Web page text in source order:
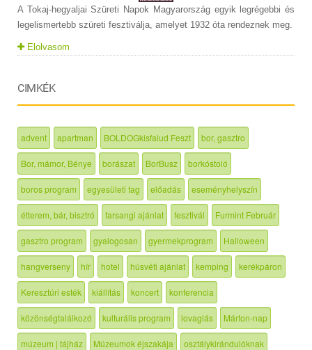
A Tokaj-hegyaljai Szüreti Napok Magyarország egyik legrégebbi és
legelismertebb szüreti fesztiválja, amelyet 1932 óta rendeznek meg.
Elolvasom
CIMKÉK
advent apartman BOLDOGkisfalud Feszt bor, gasztro
Bor, mámor, Bénye borászat BorBusz borkóstoló
boros program egyesületi tag előadás eseményhelyszín
étterem, bár, bisztró farsangi ajánlat fesztivál Furmint Február
gasztro program gyalogosan gyermekprogram Halloween
hangverseny hír hotel húsvéti ajánlat kemping kerékpáron
Keresztúri esték kiállítás koncert konferencia
közönségtalálkozó kulturális program lovaglás Márton-nap
múzeum | tájház Múzeumok éjszakája osztálykirándulóknak